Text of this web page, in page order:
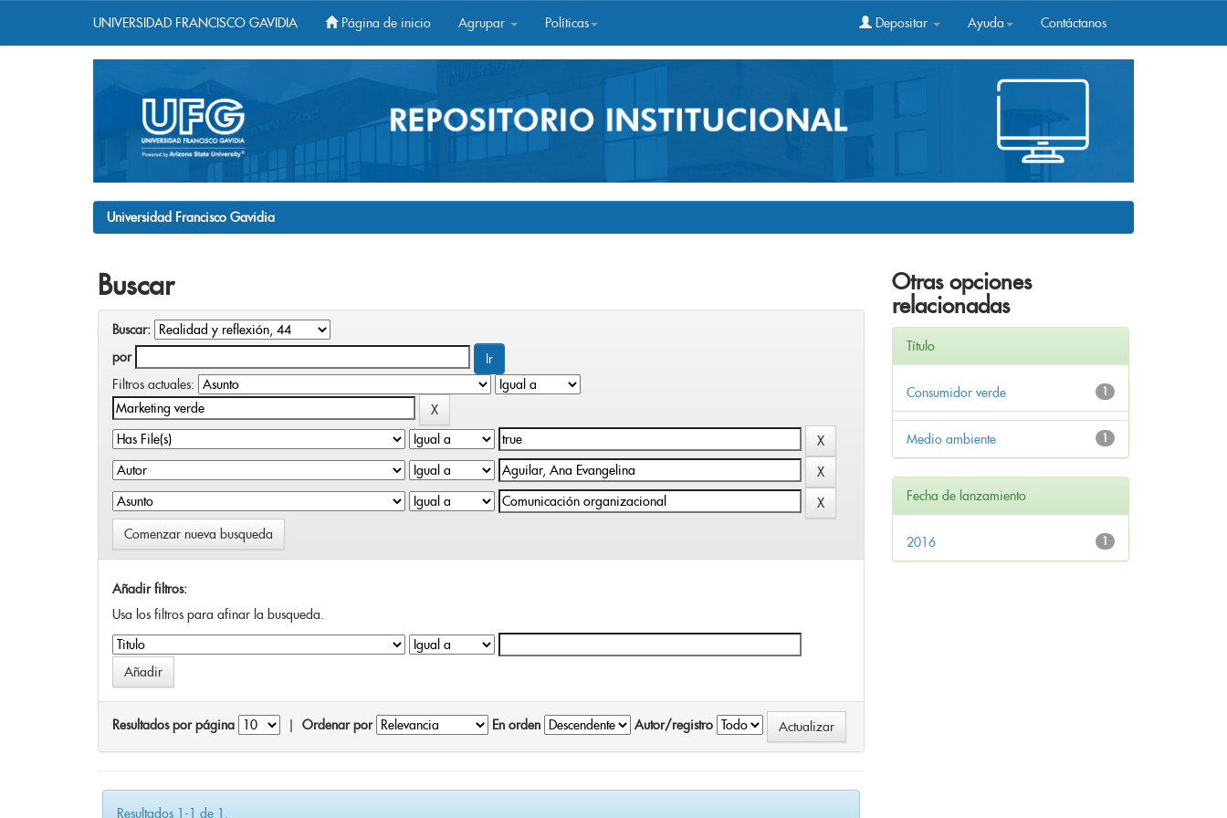
UNIVERSIDAD FRANCISCO GAVIDIA Página de inicio Agrupar Políticas Depositar Ayuda Contáctanos
Universidad Francisco Gavidia
Buscar
Buscar:
por
Filtros actuales:
Comenzar nueva busqueda
Añadir filtros:
Usa los filtros para afinar la busqueda.
Resultados por página Ordenar por En orden Autor/registro
Resultados 1-1 de 1.
Otras opciones
relacionadas
Título
1
Consumidor verde
1
Medio ambiente
Fecha de lanzamiento
1
2016